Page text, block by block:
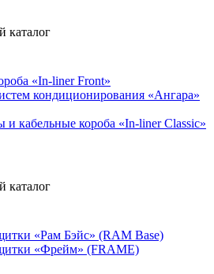
каталог
«In-liner Front»
кондиционирования «Ангара»
кабельные короба «In-liner Classic»
каталог
«Рам Бэйс» (RAM Base)
«Фрейм» (FRAME)